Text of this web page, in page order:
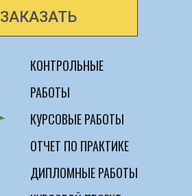
ЗАКАЗАТЬ
КОНТРОЛЬНЫЕ
РАБОТЫ
КУРСОВЫЕ РАБОТЫ
ОТЧЕТ ПО ПРАКТИКЕ
ДИПЛОМНЫЕ РАБОТЫ